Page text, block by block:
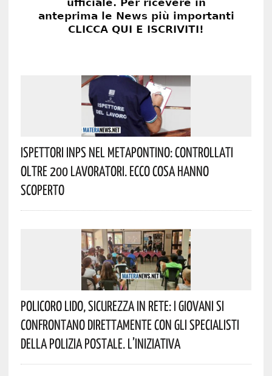
Ispettori INPS Nel Metapontino: Controllati
Oltre 200 Lavoratori. Ecco Cosa Hanno
Scoperto
Policoro Lido, Sicurezza In Rete: I Giovani Si
Confrontano Direttamente Con Gli Specialisti
Della Polizia Postale. L’iniziativa